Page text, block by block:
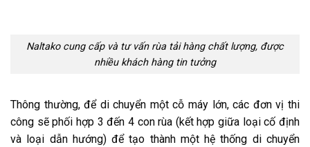
Naltako cung cấp và tư vấn rùa tải hàng chất lượng, được
nhiều khách hàng tin tưởng
Thông thường, để di chuyển một cỗ máy lớn, các đơn vị thi
công sẽ phối hợp 3 đến 4 con rùa (kết hợp giữa loại cố định
và loại dẫn hướng) để tạo thành một hệ thống di chuyển